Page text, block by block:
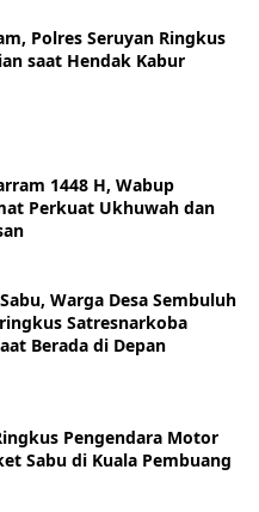
Polres Seruyan Ringkus
saat Hendak Kabur
1448 H, Wabup
Perkuat Ukhuwah dan
Warga Desa Sembuluh
Satresnarkoba
Berada di Depan
Pengendara Motor
Sabu di Kuala Pembuang